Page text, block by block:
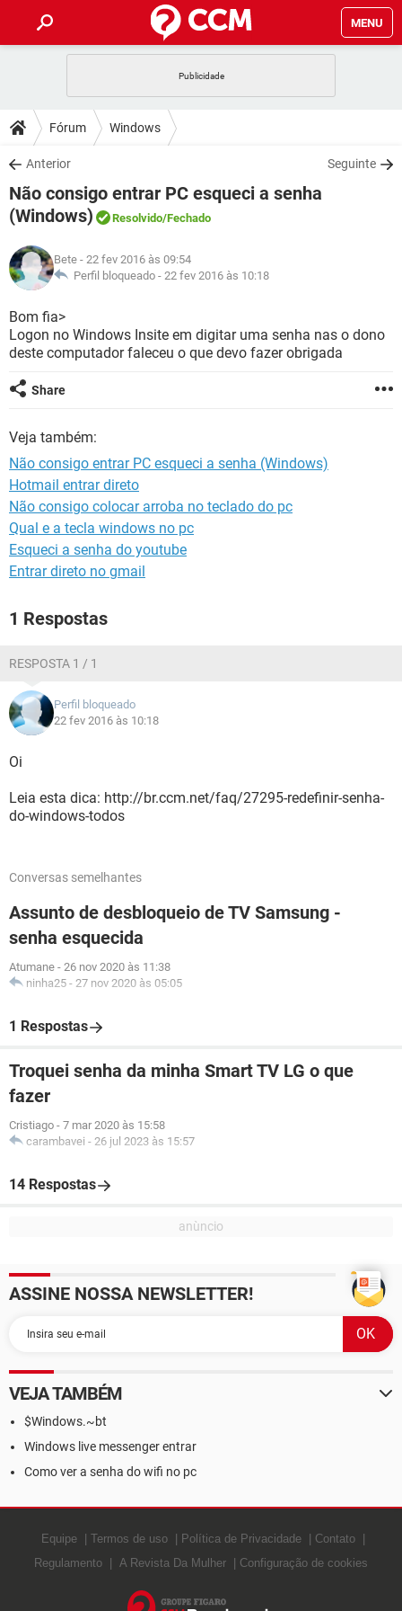
MENU
CELULAR
OUTLOOK
INSTAGRAM GMAIL
GUIA DE COMPRAS
DICAS
JOGOS
OUTLOOK
GUIA DE COMPRAS
DOWNLOADS
JOGOS WHATSAPP
CELULAR
OUTLOOK
INSTAGRAM
GUIA DE COMPRAS
FÓRUM
CELULAR FACEBOOK
INSTAGRAM GMAIL
GUIA DE COMPRAS
GLOSSÁRIO
JOGOS
CELULAR
OUTLOOK EXCEL
INSTAGRAM
Fórum Windows
Anterior Seguinte
Não consigo entrar PC esqueci a senha
(Windows)
Resolvido/Fechado
Bete - 22 fev 2016 às 09:54
Perfil bloqueado - 22 fev 2016 às 10:18
Bom fia>
Logon no Windows Insite em digitar uma senha nas o dono
deste computador faleceu o que devo fazer obrigada
Share
Veja também:
Não consigo entrar PC esqueci a senha (Windows)
Hotmail entrar direto
Não consigo colocar arroba no teclado do pc
Qual e a tecla windows no pc
Esqueci a senha do youtube
Entrar direto no gmail
1 Respostas
RESPOSTA 1 / 1
Perfil bloqueado
22 fev 2016 às 10:18
Oi
Leia esta dica: http://br.ccm.net/faq/27295-redefinir-senha-
do-windows-todos
Conversas semelhantes
Assunto de desbloqueio de TV Samsung -
senha esquecida
Atumane - 26 nov 2020 às 11:38
ninha25 - 27 nov 2020 às 05:05
1 Respostas
Troquei senha da minha Smart TV LG o que
fazer
Cristiago - 7 mar 2020 às 15:58
carambavei - 26 jul 2023 às 15:57
14 Respostas
ASSINE NOSSA NEWSLETTER!
VEJA TAMBÉM
$Windows.~bt
Windows live messenger entrar
Como ver a senha do wifi no pc
Equipe Termos de uso Política de Privacidade
Contato
Regulamento
A Revista Da Mulher Configuração de cookies